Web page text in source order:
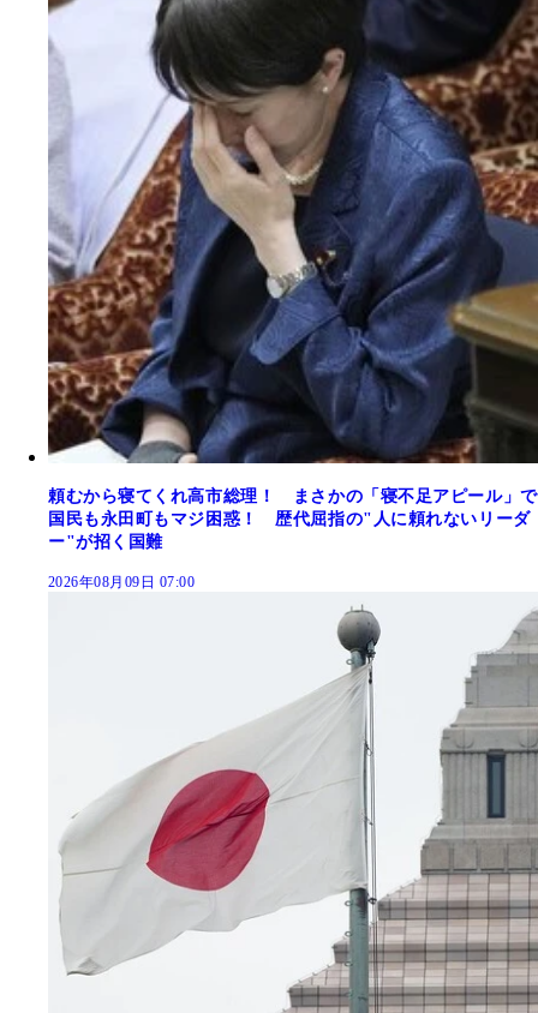
頼むから寝てくれ高市総理！ まさかの「寝不足アピール」で
国民も永田町もマジ困惑！ 歴代屈指の"人に頼れないリーダ
ー"が招く国難
2026年08月09日 07:00